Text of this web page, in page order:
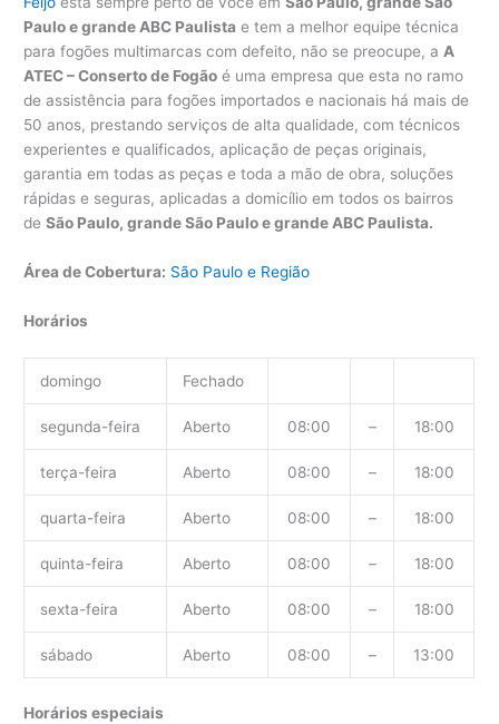
Paulo e grande ABC Paulista e tem a melhor equipe técnica
para fogões multimarcas com defeito, não se preocupe, a A
ATEC – Conserto de Fogão é uma empresa que esta no ramo
de assistência para fogões importados e nacionais há mais de
50 anos, prestando serviços de alta qualidade, com técnicos
experientes e qualificados, aplicação de peças originais,
garantia em todas as peças e toda a mão de obra, soluções
rápidas e seguras, aplicadas a domicílio em todos os bairros
deSão Paulo, grande São Paulo e grande ABC Paulista.
Área de Cobertura: São Paulo e Região
Horários
domingo Fechado
segunda-feira Aberto 08:00 – 18:00
terça-feira Aberto 08:00 – 18:00
quarta-feira Aberto 08:00 – 18:00
quinta-feira Aberto 08:00 – 18:00
sexta-feira Aberto 08:00 – 18:00
sábado Aberto 08:00 – 13:00
Horários especiais